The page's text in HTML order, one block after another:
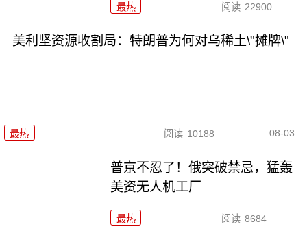
最热 阅读 22900
美利坚资源收割局：特朗普为何对乌稀土\"摊牌\"
最热 阅读 10188 08-03
普京不忍了！俄突破禁忌，猛轰
美资无人机工厂
最热 阅读 8684